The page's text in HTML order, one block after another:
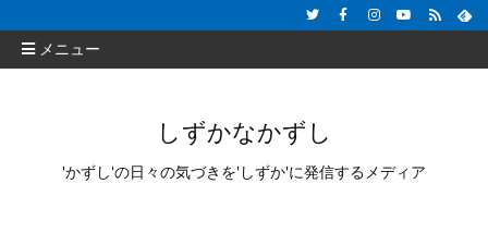
メニュー
しずかなかずし
'かずし'の日々の気づきを'しずか'に発信するメディア